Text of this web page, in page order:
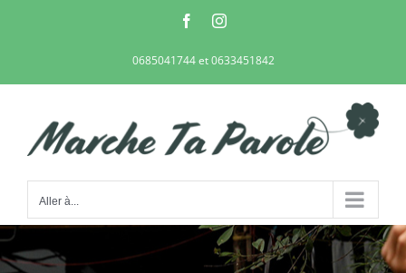
FacebookInstagram
0685041744 et 0633451842
Aller à...